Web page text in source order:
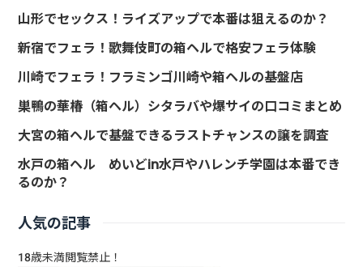
山形でセックス！ライズアップで本番は狙えるのか？
新宿でフェラ！歌舞伎町の箱ヘルで格安フェラ体験
川崎でフェラ！フラミンゴ川崎や箱ヘルの基盤店
巣鴨の華椿（箱ヘル）シタラバや爆サイの口コミまとめ
大宮の箱ヘルで基盤できるラストチャンスの譲を調査
水戸の箱ヘル めいどin水戸やハレンチ学園は本番でき
るのか？
人気の記事
18歳未満閲覧禁止！